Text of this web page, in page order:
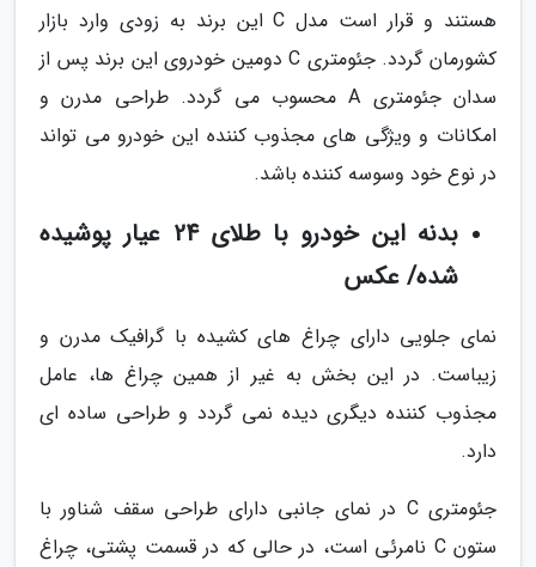
هستند و قرار است مدل C این برند به زودی وارد بازار
کشورمان گردد. جئومتری C دومین خودروی این برند پس از
سدان جئومتری A محسوب می گردد. طراحی مدرن و
امکانات و ویژگی های مجذوب کننده این خودرو می تواند
در نوع خود وسوسه کننده باشد.
بدنه این خودرو با طلای 24 عیار پوشیده
شده/ عکس
نمای جلویی دارای چراغ های کشیده با گرافیک مدرن و
زیباست. در این بخش به غیر از همین چراغ ها، عامل
مجذوب کننده دیگری دیده نمی گردد و طراحی ساده ای
دارد.
جئومتری C در نمای جانبی دارای طراحی سقف شناور با
ستون C نامرئی است، در حالی که در قسمت پشتی، چراغ